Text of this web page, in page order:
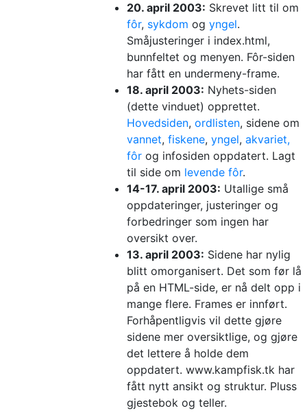
20. april 2003: Skrevet litt til om
fôr, sykdom og yngel.
Småjusteringer i index.html,
bunnfeltet og menyen. Fôr-siden
har fått en undermeny-frame.
18. april 2003: Nyhets-siden
(dette vinduet) opprettet.
Hovedsiden, ordlisten, sidene om
vannet, fiskene, yngel, akvariet,
fôr og infosiden oppdatert. Lagt
til side om levende fôr.
14-17. april 2003: Utallige små
oppdateringer, justeringer og
forbedringer som ingen har
oversikt over.
13. april 2003: Sidene har nylig
blitt omorganisert. Det som før lå
på en HTML-side, er nå delt opp i
mange flere. Frames er innført.
Forhåpentligvis vil dette gjøre
sidene mer oversiktlige, og gjøre
det lettere å holde dem
oppdatert. www.kampfisk.tk har
fått nytt ansikt og struktur. Pluss
gjestebok og teller.